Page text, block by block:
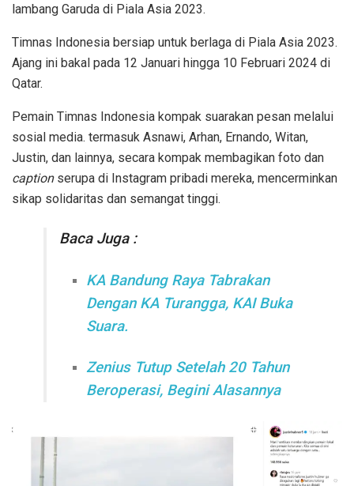
lambang Garuda di Piala Asia 2023.
Timnas Indonesia bersiap untuk berlaga di Piala Asia 2023.
Ajang ini bakal pada 12 Januari hingga 10 Februari 2024 di
Qatar.
Pemain Timnas Indonesia kompak suarakan pesan melalui
sosial media. termasuk Asnawi, Arhan, Ernando, Witan,
Justin, dan lainnya, secara kompak membagikan foto dan
captionserupa di Instagram pribadi mereka, mencerminkan
sikap solidaritas dan semangat tinggi.
Baca Juga :
KA Bandung Raya Tabrakan
Dengan KA Turangga, KAI Buka
Suara.
Zenius Tutup Setelah 20 Tahun
Beroperasi, Begini Alasannya